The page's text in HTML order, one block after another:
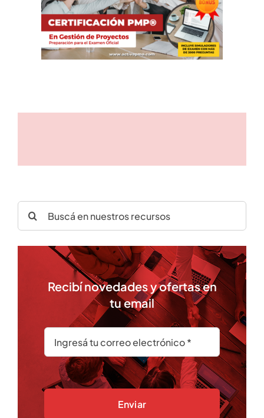
Search
for:
Recibí novedades y ofertas en
tu email
Enviar